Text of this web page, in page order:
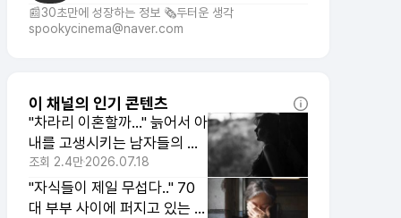
📰30초만에 성장하는 정보 🗞️두터운 생각
spookycinema@naver.com
이 채널의 인기 콘텐츠
"차라리 이혼할까..." 늙어서 아
내를 고생시키는 남자들의 공
통점 4가지
조회 2.4만2026.07.18
"자식들이 제일 무섭다.." 70
대 부부 사이에 퍼지고 있는 말